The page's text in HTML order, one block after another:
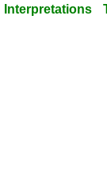
Interpretations